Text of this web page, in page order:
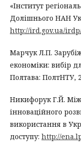
«Інститут
Долішнього НАН
http://ird.gov.ua/
Марчук Л.П.
економіки: вибір
Полтава: ПолтНТУ,
Никифорук Г.Й.
інноваційного
використання в
доступу: http://